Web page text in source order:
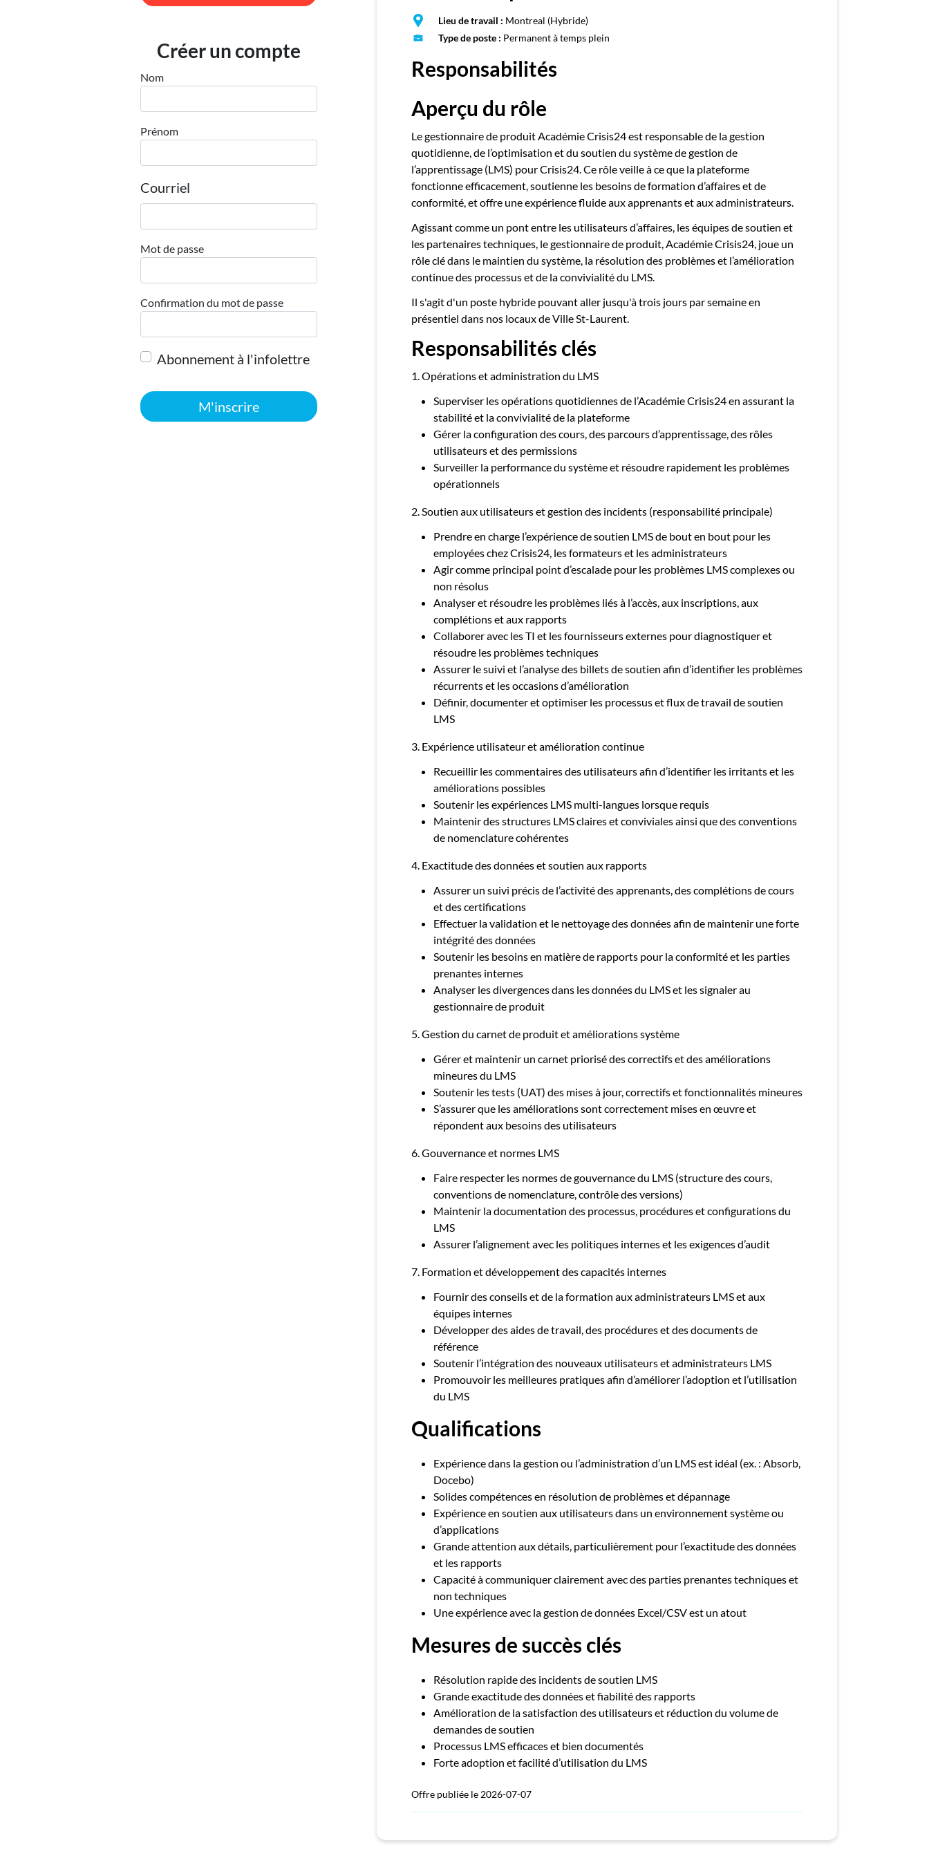
Créer un compte
Nom
Prénom
Courriel
Mot de passe
Confirmation du mot de passe
Abonnement à l'infolettre
M'inscrire
Lieu de travail : Montreal (Hybride)
Type de poste : Permanent à temps plein
Responsabilités
Aperçu du rôle
Le gestionnaire de produit Académie Crisis24 est responsable de la gestion
quotidienne, de l’optimisation et du soutien du système de gestion de
l’apprentissage (LMS) pour Crisis24. Ce rôle veille à ce que la plateforme
fonctionne efficacement, soutienne les besoins de formation d’affaires et de
conformité, et offre une expérience fluide aux apprenants et aux administrateurs.
Agissant comme un pont entre les utilisateurs d’affaires, les équipes de soutien et
les partenaires techniques, le gestionnaire de produit, Académie Crisis24, joue un
rôle clé dans le maintien du système, la résolution des problèmes et l’amélioration
continue des processus et de la convivialité du LMS.
Il s'agit d'un poste hybride pouvant aller jusqu'à trois jours par semaine en
présentiel dans nos locaux de Ville St-Laurent.
Responsabilités clés
1. Opérations et administration du LMS
Superviser les opérations quotidiennes de l’Académie Crisis24 en assurant la
stabilité et la convivialité de la plateforme
Gérer la configuration des cours, des parcours d’apprentissage, des rôles
utilisateurs et des permissions
Surveiller la performance du système et résoudre rapidement les problèmes
opérationnels
2. Soutien aux utilisateurs et gestion des incidents (responsabilité principale)
Prendre en charge l’expérience de soutien LMS de bout en bout pour les
employées chez Crisis24, les formateurs et les administrateurs
Agir comme principal point d’escalade pour les problèmes LMS complexes ou
non résolus
Analyser et résoudre les problèmes liés à l’accès, aux inscriptions, aux
complétions et aux rapports
Collaborer avec les TI et les fournisseurs externes pour diagnostiquer et
résoudre les problèmes techniques
Assurer le suivi et l’analyse des billets de soutien afin d’identifier les problèmes
récurrents et les occasions d’amélioration
Définir, documenter et optimiser les processus et flux de travail de soutien
LMS
3. Expérience utilisateur et amélioration continue
Recueillir les commentaires des utilisateurs afin d’identifier les irritants et les
améliorations possibles
Soutenir les expériences LMS multi-langues lorsque requis
Maintenir des structures LMS claires et conviviales ainsi que des conventions
de nomenclature cohérentes
4. Exactitude des données et soutien aux rapports
Assurer un suivi précis de l’activité des apprenants, des complétions de cours
et des certifications
Effectuer la validation et le nettoyage des données afin de maintenir une forte
intégrité des données
Soutenir les besoins en matière de rapports pour la conformité et les parties
prenantes internes
Analyser les divergences dans les données du LMS et les signaler au
gestionnaire de produit
5. Gestion du carnet de produit et améliorations système
Gérer et maintenir un carnet priorisé des correctifs et des améliorations
mineures du LMS
Soutenir les tests (UAT) des mises à jour, correctifs et fonctionnalités mineures
S’assurer que les améliorations sont correctement mises en œuvre et
répondent aux besoins des utilisateurs
6. Gouvernance et normes LMS
Faire respecter les normes de gouvernance du LMS (structure des cours,
conventions de nomenclature, contrôle des versions)
Maintenir la documentation des processus, procédures et configurations du
LMS
Assurer l’alignement avec les politiques internes et les exigences d’audit
7. Formation et développement des capacités internes
Fournir des conseils et de la formation aux administrateurs LMS et aux
équipes internes
Développer des aides de travail, des procédures et des documents de
référence
Soutenir l’intégration des nouveaux utilisateurs et administrateurs LMS
Promouvoir les meilleures pratiques afin d’améliorer l’adoption et l’utilisation
du LMS
Qualifications
Expérience dans la gestion ou l’administration d’un LMS est idéal (ex. : Absorb,
Docebo)
Solides compétences en résolution de problèmes et dépannage
Expérience en soutien aux utilisateurs dans un environnement système ou
d’applications
Grande attention aux détails, particulièrement pour l’exactitude des données
et les rapports
Capacité à communiquer clairement avec des parties prenantes techniques et
non techniques
Une expérience avec la gestion de données Excel/CSV est un atout
Mesures de succès clés
Résolution rapide des incidents de soutien LMS
Grande exactitude des données et fiabilité des rapports
Amélioration de la satisfaction des utilisateurs et réduction du volume de
demandes de soutien
Processus LMS efficaces et bien documentés
Forte adoption et facilité d’utilisation du LMS
Offre publiée le 2026-07-07